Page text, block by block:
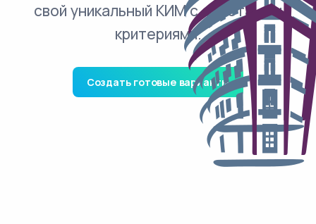
свой уникальный КИМ с ответами и
критериями.
Создать готовые варианты